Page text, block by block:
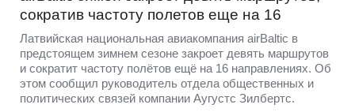
сократив частоту полетов еще на 16
Латвийская национальная авиакомпания airBaltic в
предстоящем зимнем сезоне закроет девять маршрутов
и сократит частоту полётов ещё на 16 направлениях. Об
этом сообщил руководитель отдела общественных и
политических связей компании Аугустс Зилбертс.